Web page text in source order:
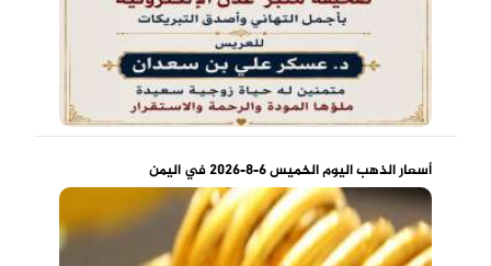
أسعار الذهب اليوم الخميس 6-8-2026 في اليمن